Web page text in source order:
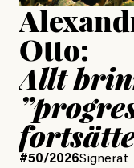
Otto:
Allt
#50/2026Signerat